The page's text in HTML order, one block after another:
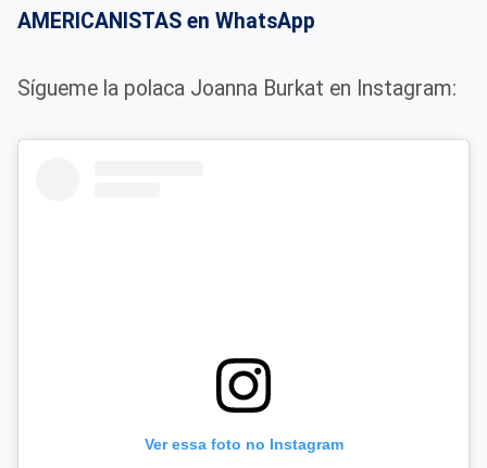
AMERICANISTAS en WhatsApp
Sígueme la polaca Joanna Burkat en Instagram:
Ver essa foto no Instagram